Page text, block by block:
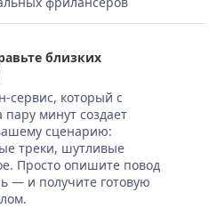
близких
который с
минут создает
сценарию:
треки, шутливые
Просто опишите повод
— и получите готовую